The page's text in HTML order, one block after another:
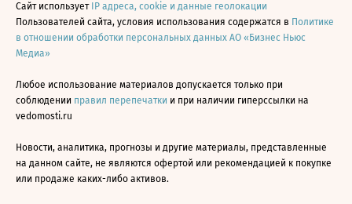
Сайт использует IP адреса, cookie и данные геолокации
Пользователей сайта, условия использования содержатся в Политике
в отношении обработки персональных данных АО «Бизнес Ньюс
Медиа»
Любое использование материалов допускается только при
соблюдении правил перепечатки и при наличии гиперссылки на
vedomosti.ru
Новости, аналитика, прогнозы и другие материалы, представленные
на данном сайте, не являются офертой или рекомендацией к покупке
или продаже каких-либо активов.